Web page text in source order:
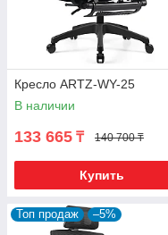
Кресло ARTZ-WY-25
В наличии
133 665 ₸ 140 700 ₸
Купить
Топ продаж –5%